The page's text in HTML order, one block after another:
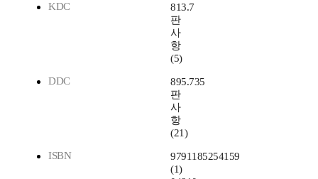
KDC
813.7
판
사
항
(5)
DDC
895.735
판
사
항
(21)
ISBN
9791185254159
(1)